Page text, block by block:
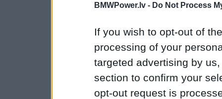
BMWPower.lv - Do Not Process
If you wish to opt-out of
processing of your
targeted advertising by
section to confirm your
opt-out request is